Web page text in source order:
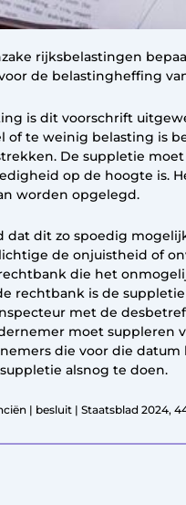
rijksbelastingen
de belastingheffing
is dit voorschrift
of te weinig belasting is
De suppletie
op de hoogte is.
worden opgelegd.
dat dit zo spoedig
de onjuistheid of
die het
rechtbank is de
met de
moet suppleren
die voor die
alsnog te doen.
| besluit | Staatsblad 2024,